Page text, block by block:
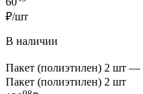
₽/шт
В наличии
Пакет (полиэтилен) 2 шт —
Пакет (полиэтилен) 2 шт